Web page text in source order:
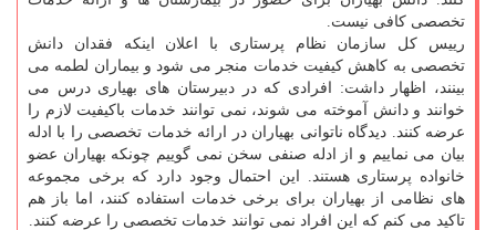
تخصصی کافی نیست.
رییس کل سازمان نظام پرستاری با اعلان اینکه فقدان دانش
تخصصی به کاهش کیفیت خدمات منجر می شود و بیماران لطمه می
بینند، اظهار داشت: افرادی که در دبیرستان های بهیاری درس می
خوانند و دانش آموخته می شوند، نمی توانند خدمات باکیفیت لازم را
عرضه کنند. دیدگاه ناتوانی بهیاران در ارائه خدمات تخصصی را با ادله
بیان می نماییم و از ادله صنفی سخن نمی گوییم چونکه بهیاران عضو
خانواده پرستاری هستند. این احتمال وجود دارد که برخی مجموعه
های نظامی از بهیاران برای برخی خدمات استفاده کنند، اما باز هم
تاکید می کنم که این افراد نمی توانند خدمات تخصصی را عرضه کنند.